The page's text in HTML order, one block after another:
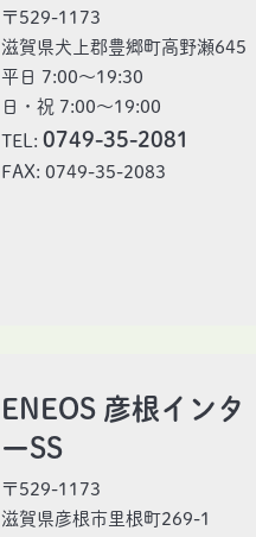
〒529-1173
滋賀県犬上郡豊郷町高野瀬645
平日 7:00〜19:30
日・祝 7:00〜19:00
TEL:0749-35-2081
FAX: 0749-35-2083
ENEOS 彦根インタ
ーSS
〒529-1173
滋賀県彦根市里根町269-1